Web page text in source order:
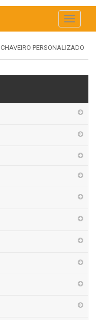
Toggle
CHAVEIRO PERSONALIZADO